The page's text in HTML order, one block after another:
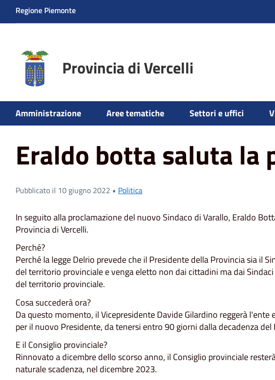
Regione Piemonte
Provincia di Vercelli
Amministrazione Aree tematiche Settori e uffici
Home News Eraldo botta saluta la provincia
Eraldo botta saluta la
Pubblicato il 10 giugno 2022 • Politica
In seguito alla proclamazione del nuovo Sindaco di Varallo, Eraldo
Provincia di Vercelli.
Perché?
Perché la legge Delrio prevede che il Presidente della Provincia sia il
del territorio provinciale e venga eletto non dai cittadini ma dai
del territorio provinciale.
Cosa succederà ora?
Da questo momento, il Vicepresidente Davide Gilardino reggerà l'ente
per il nuovo Presidente, da tenersi entro 90 giorni dalla decadenza
E il Consiglio provinciale?
Rinnovato a dicembre dello scorso anno, il Consiglio provinciale
naturale scadenza, nel dicembre 2023.